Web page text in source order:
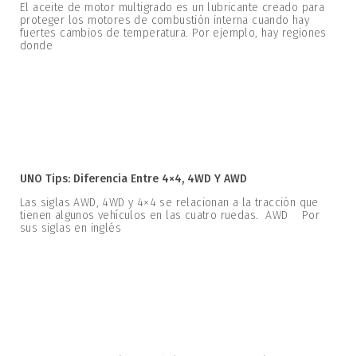
El aceite de motor multigrado es un lubricante creado para
proteger los motores de combustión interna cuando hay
fuertes cambios de temperatura. Por ejemplo, hay regiones
donde
UNO Tips: Diferencia Entre 4×4, 4WD Y AWD
Las siglas AWD, 4WD y 4×4 se relacionan a la tracción que
tienen algunos vehículos en las cuatro ruedas. AWD Por
sus siglas en inglés